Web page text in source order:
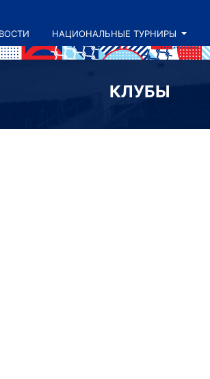
НАЦИОНАЛЬНЫЕ ТУРНИРЫ
КЛУБЫ